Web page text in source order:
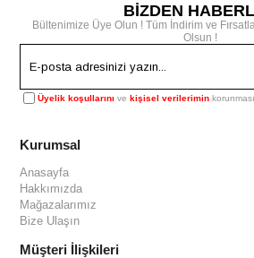
BİZDEN
Bültenimize Üye Olun ! Tüm İndirim ve
Olsun !
Üyelik koşullarını vekişisel verilerimin
Kurumsal
Anasayfa
Hakkımızda
Mağazalarımız
Bize Ulaşın
Müşteri İlişkileri